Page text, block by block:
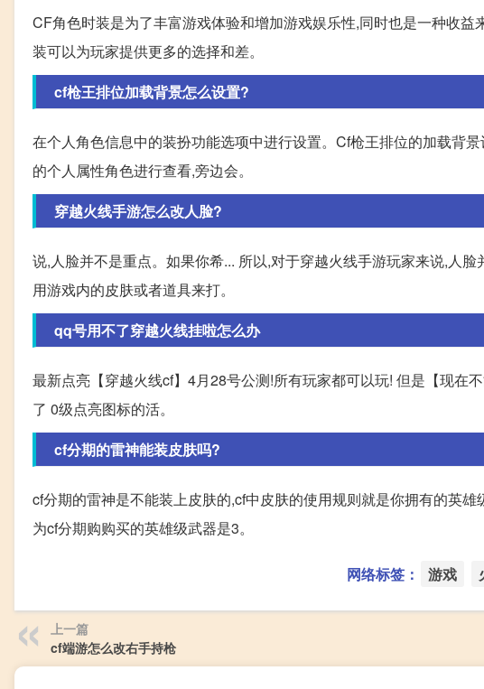
CF角色时装是为了丰富游戏体验和增加游戏娱乐性,同时也是一种收
装可以为玩家提供更多的选择和差。
cf枪王排位加载背景怎么设置?
在个人角色信息中的装扮功能选项中进行设置。Cf枪王排位的加载背
的个人属性角色进行查看,旁边会。
穿越火线手游怎么改人脸?
说,人脸并不是重点。如果你希... 所以,对于穿越火线手游玩家来说,人
用游戏内的皮肤或者道具来打。
qq号用不了穿越火线挂啦怎么办
最新点亮【穿越火线cf】4月28号公测!所有玩家都可以玩! 但是【现在
了 0级点亮图标的活。
cf分期的雷神能装皮肤吗?
cf分期的雷神是不能装上皮肤的,cf中皮肤的使用规则就是你拥有的英
为cf分期购购买的英雄级武器是3。
网络标签： 游戏
上一篇
cf端游怎么改右手持枪